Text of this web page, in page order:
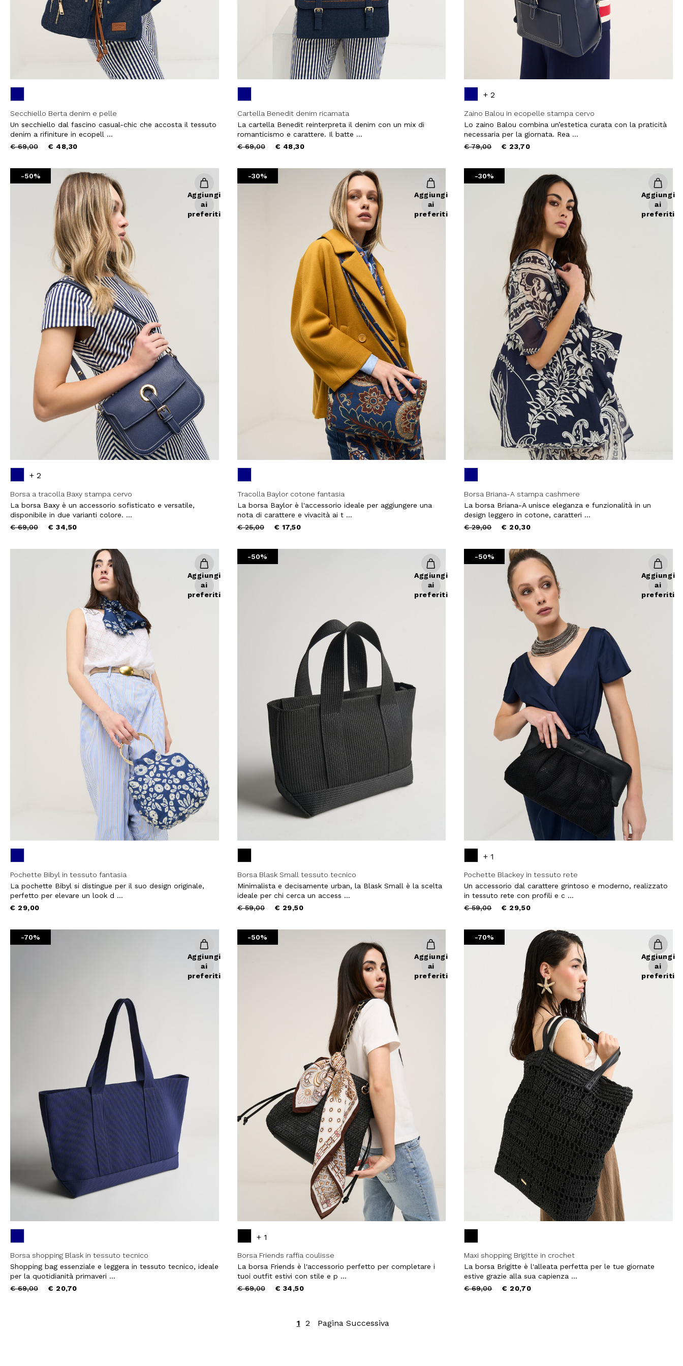
Secchiello Berta denim e pelle
Un secchiello dal fascino casual-chic che accosta il tessuto
denim a rifiniture in ecopell ...
Price
€ 69,00to € 48,30
Cartella Benedit denim ricamata
La cartella Benedit reinterpreta il denim con un mix di
romanticismo e carattere. Il batte ...
Price
€ 69,00to € 48,30
+ 2
Zaino Balou in ecopelle stampa cervo
Lo zaino Balou combina un’estetica curata con la praticità
necessaria per la giornata. Rea ...
Price
€ 79,00to € 23,70
-50%
Aggiungi
ai
preferiti
+ 2
Borsa a tracolla Baxy stampa cervo
La borsa Baxy è un accessorio sofisticato e versatile,
disponibile in due varianti colore. ...
Price
€ 69,00to € 34,50
-30%
Aggiungi
ai
preferiti
Tracolla Baylor cotone fantasia
La borsa Baylor è l'accessorio ideale per aggiungere una
nota di carattere e vivacità ai t ...
Price
€ 25,00to € 17,50
-30%
Aggiungi
ai
preferiti
Borsa Briana-A stampa cashmere
La borsa Briana-A unisce eleganza e funzionalità in un
design leggero in cotone, caratteri ...
Price
€ 29,00to € 20,30
Aggiungi
ai
preferiti
Pochette Bibyl in tessuto fantasia
La pochette Bibyl si distingue per il suo design originale,
perfetto per elevare un look d ...
€ 29,00
-50%
Aggiungi
ai
preferiti
Borsa Blask Small tessuto tecnico
Minimalista e decisamente urban, la Blask Small è la scelta
ideale per chi cerca un access ...
Price
€ 59,00to € 29,50
-50%
Aggiungi
ai
preferiti
+ 1
Pochette Blackey in tessuto rete
Un accessorio dal carattere grintoso e moderno, realizzato
in tessuto rete con profili e c ...
Price
€ 59,00to € 29,50
-70%
Aggiungi
ai
preferiti
Borsa shopping Blask in tessuto tecnico
Shopping bag essenziale e leggera in tessuto tecnico, ideale
per la quotidianità primaveri ...
Price
€ 69,00to € 20,70
-50%
Aggiungi
ai
preferiti
+ 1
Borsa Friends raffia coulisse
La borsa Friends è l'accessorio perfetto per completare i
tuoi outfit estivi con stile e p ...
Price
€ 69,00to € 34,50
-70%
Aggiungi
ai
preferiti
Maxi shopping Brigitte in crochet
La borsa Brigitte è l'alleata perfetta per le tue giornate
estive grazie alla sua capienza ...
Price
€ 69,00to € 20,70
1 2 Pagina Successiva
sul tuo primo acquisto!
Entra nella Community di Camomilla Italia e accedi
ai nostri consigli e offerte riservate.
NOME
COGNOME
EMAIL
Con la creazione del tuo profilo, confermi di aver letto e
compreso la nostra Privacy Policy e il nostro Regolamento
My Lovely Garden e di essere maggiorenne.
QUESTO SITO È PROTETTO DA RECAPTCHA E SI APPLICANO LE NORME SULLA
PRIVACYETERMINI DI SERVIZIO